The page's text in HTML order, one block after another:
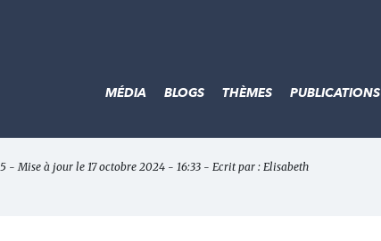
MÉDIA BLOGS THÈMES PUBLICATIONS
- Mise à jour le 17 octobre 2024 - 16:33 - Ecrit par : Elisabeth